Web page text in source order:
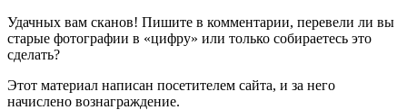
Удачных вам сканов! Пишите в комментарии, перевели ли вы
старые фотографии в «цифру» или только собираетесь это
сделать?
Этот материал написан посетителем сайта, и за него
начислено вознаграждение.